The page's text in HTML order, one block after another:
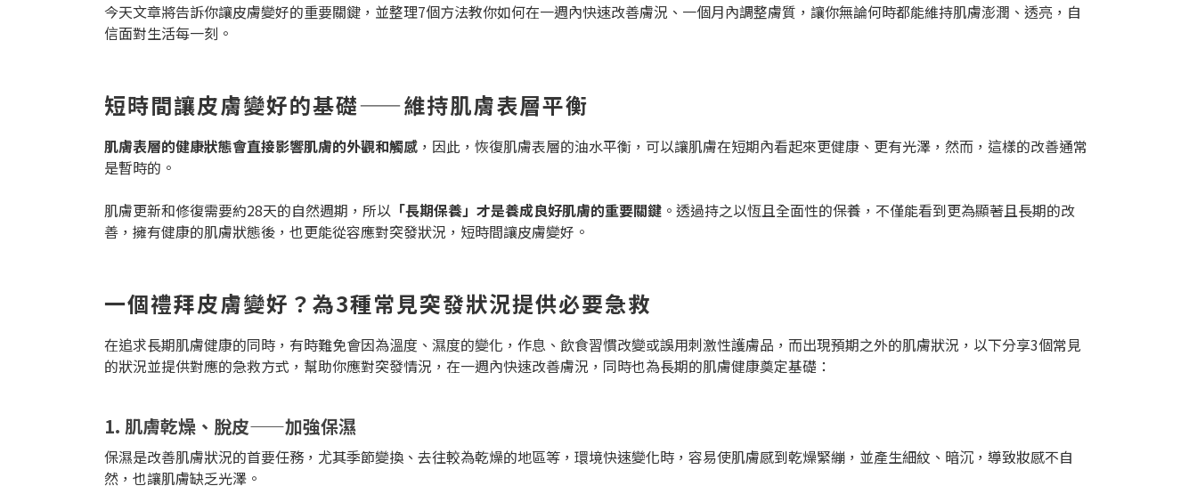
今天文章將告訴你讓皮膚變好的重要關鍵，並整理7個方法教你如何在一週內快速改善膚況、一個月內調整膚質，讓你無論何時都能維持肌膚澎潤、透亮，自
信面對生活每一刻。
短時間讓皮膚變好的基礎——維持肌膚表層平衡
肌膚表層的健康狀態會直接影響肌膚的外觀和觸感 ，因此，恢復肌膚表層的油水平衡，可以讓肌膚在短期內看起來更健康、更有光澤，然而，這樣的改善通常
是暫時的。
肌膚更新和修復需要約28天的自然週期，所以 「長期保養」才是養成良好肌膚的重要關鍵 。透過持之以恆且全面性的保養，不僅能看到更為顯著且長期的改
善，擁有健康的肌膚狀態後，也更能從容應對突發狀況，短時間讓皮膚變好。
一個禮拜皮膚變好？為3種常見突發狀況提供必要急救
在追求長期肌膚健康的同時，有時難免會因為溫度、濕度的變化，作息、飲食習慣改變或誤用刺激性護膚品，而出現預期之外的肌膚狀況，以下分享3個常見
的狀況並提供對應的急救方式，幫助你應對突發情況，在一週內快速改善膚況，同時也為長期的肌膚健康奠定基礎：
1. 肌膚乾燥、脫皮——加強保濕
保濕是改善肌膚狀況的首要任務，尤其季節變換、去往較為乾燥的地區等，環境快速變化時，容易使肌膚感到乾燥緊繃，並產生細紋、暗沉，導致妝感不自
然，也讓肌膚缺乏光澤。